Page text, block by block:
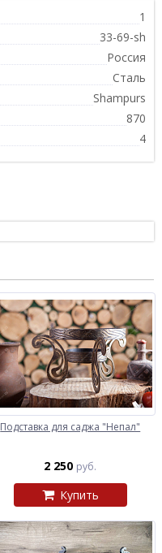
1
33-69-sh
Россия
Сталь
Shampurs
870
4
Подставка для саджа "Непал"
2 250 руб.
Купить